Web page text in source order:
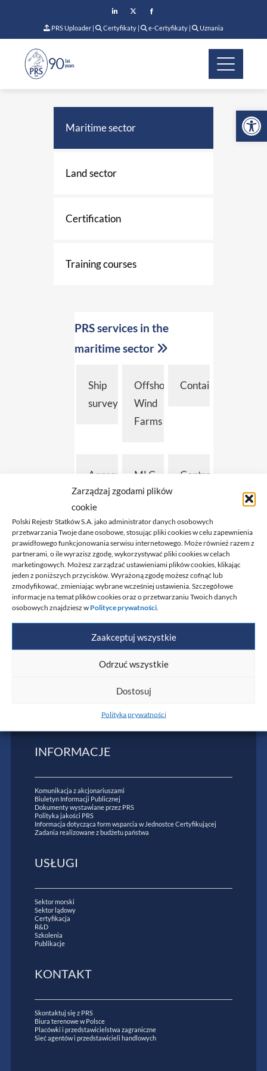
Zarządzaj zgodami plików
cookie
Polski Rejestr Statków S.A. jako administrator danych osobowych
przetwarzania Twoje dane osobowe, stosując pliki cookies w celu zapewnienia
prawidłowego funkcjonowania serwisu internetowego. Może również razem z
partnerami, o ile wyrazisz zgodę, wykorzystywać pliki cookies w celach
marketingowych. Możesz zarządzać ustawieniami plików cookies, klikając
jeden z poniższych przycisków. Wyrażoną zgodę możesz cofnąć lub
zmodyfikować, zmieniając wybrane wcześniej ustawienia. Szczegółowe
informacje na temat plików cookies oraz o przetwarzaniu Twoich danych
osobowych znajdziesz w Polityce prywatności
Zaakceptuj wszystkie
Odrzuć wszystkie
Dostosuj
Polityka prywatności
PRS Uploader | Certyfikaty | e-Certyfikaty | Uznania
Maritime sector
Land sector
Certification
Training courses
PRS services in the
maritime sector
Ship
surveys
Offshore
Wind
Farms
Containers
Approvals
MLC,
ISM,
Contract
Stationary
Floating
Objects
Offshore
industry
Analysis
and
expertise
Military
FEU
mechanism
MRV
INFORMACJE
Komunikacja z akcjonariuszami
Biuletyn Informacji Publicznej
Dokumenty wystawiane przez PRS
Polityka jakości PRS
Informacja dotycząca form wsparcia w Jednostce Certyfikującej
Zadania realizowane z budżetu państwa
USŁUGI
Sektor morski
Sektor lądowy
Certyfikacja
R&D
Szkolenia
Publikacje
KONTAKT
Skontaktuj się z PRS
Biura terenowe w Polsce
Placówki i przedstawicielstwa zagraniczne
Sieć agentów i przedstawicieli handlowych